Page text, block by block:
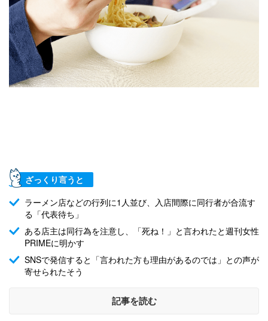
ざっくり言うと
ラーメン店などの行列に1人並び、入店間際に同行者が合流す
る「代表待ち」
ある店主は同行為を注意し、「死ね！」と言われたと週刊女性
PRIMEに明かす
SNSで発信すると「言われた方も理由があるのでは」との声が
寄せられたそう
記事を読む